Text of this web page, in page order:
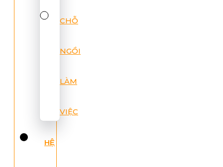
CHỖ
NGỒI
LÀM
VIỆC
HỆ